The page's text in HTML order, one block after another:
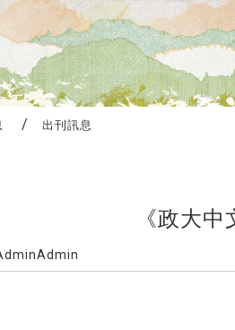
出刊訊息
《政大